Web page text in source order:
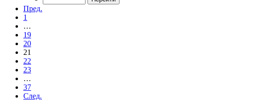
Пред.
1
…
19
20
21
22
23
…
37
След.